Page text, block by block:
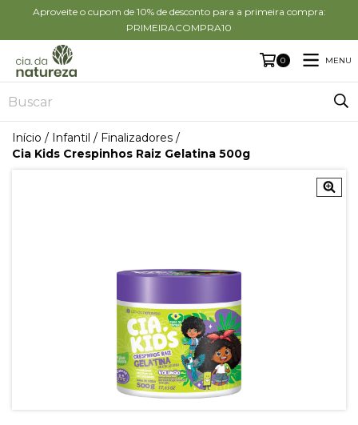
Aproveite o cupom de 10% de desconto para a primeira compra:
PRIMEIRACOMPRA10
0 MENU
Início / Infantil / Finalizadores /
Cia Kids Crespinhos Raiz Gelatina 500g